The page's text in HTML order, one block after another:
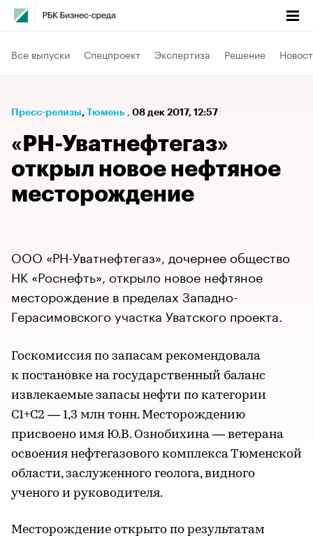
Все выпуски Спецпроект Экспертиза Решение
Пресс-релизы⁠, Тюмень , 08 дек 2017, 12:57
«РН-Уватнефтегаз»
открыл новое нефтяное
месторождение
ООО «РН-Уватнефтегаз», дочернее общество
НК «Роснефть», открыло новое нефтяное
месторождение в пределах Западно-
Герасимовского участка Уватского проекта.
Госкомиссия по запасам рекомендовала
к постановке на государственный баланс
извлекаемые запасы нефти по категории
С1+С2 — 1,3 млн тонн. Месторождению
присвоено имя Ю.В. Ознобихина — ветерана
освоения нефтегазового комплекса Тюменской
области, заслуженного геолога, видного
ученого и руководителя.
Месторождение открыто по результатам